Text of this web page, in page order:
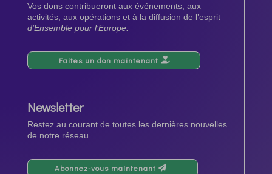
Vos dons contribueront aux événements, aux
activités, aux opérations et à la diffusion de l’esprit
d’Ensemble pour l’Europe.
Faites un don maintenant
Newsletter
Restez au courant de toutes les dernières nouvelles
de notre réseau.
Abonnez-vous maintenant